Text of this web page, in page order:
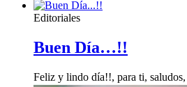
Editoriales
Buen Día…!!
Feliz y lindo día!!, para ti, saludos,